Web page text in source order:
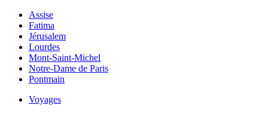
Assise
Fatima
Jérusalem
Lourdes
Mont-Saint-Michel
Notre-Dame de Paris
Pontmain
Voyages